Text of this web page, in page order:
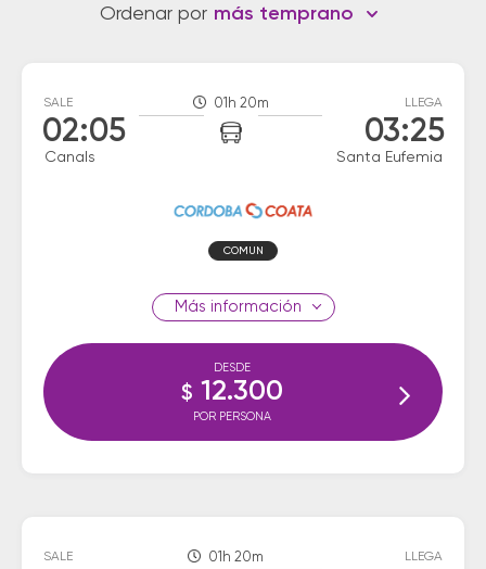
Ordenar por más temprano
SALE
02:05
Canals
01h 20m LLEGA
03:25
Santa Eufemia
COMUN
información
DESDE
$ 12.300
POR PERSONA
SALE 01h 20m LLEGA